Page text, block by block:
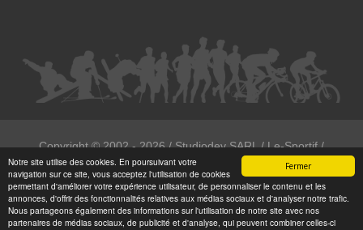
Fermer
Notre site utilise des cookies. En poursuivant votre
navigation sur ce site, vous acceptez l'utilisation de cookies
permettant d'améliorer votre expérience utilisateur, de personnaliser le contenu et les
annonces, d'offrir des fonctionnalités relatives aux médias sociaux et d'analyser notre trafic.
Nous partageons également des informations sur l'utilisation de notre site avec nos
partenaires de médias sociaux, de publicité et d'analyse, qui peuvent combiner celles-ci
Copyright ©2002 - 2026/ Studiodev SARL / Le-Sportif /
Registration4all
Tous droits réservées.
Numéro de déclaration CNIL : 1999972